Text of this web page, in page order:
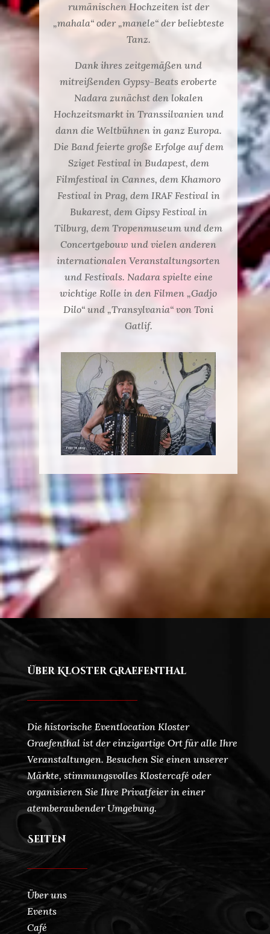
rumänischen Hochzeiten ist der
„mahala“ oder „manele“ der beliebteste
Tanz.
Dank ihres zeitgemäßen und
mitreißenden Gypsy-Beats eroberte
Nadara zunächst den lokalen
Hochzeitsmarkt in Transsilvanien und
dann die Weltbühnen in ganz Europa.
Die Band feierte große Erfolge auf dem
Sziget Festival in Budapest, dem
Filmfestival in Cannes, dem Khamoro
Festival in Prag, dem IRAF Festival in
Bukarest, dem Gipsy Festival in
Tilburg, dem Tropenmuseum und dem
Concertgebouw und vielen anderen
internationalen Veranstaltungsorten
und Festivals. Nadara spielte eine
wichtige Rolle in den Filmen „Gadjo
Dilo“ und „Transylvania“ von Toni
Gatlif.
Über Kloster Graefenthal
Die historische Eventlocation Kloster
Graefenthal ist der einzigartige Ort für alle Ihre
Veranstaltungen. Besuchen Sie einen unserer
Märkte, stimmungsvolles Klostercafé oder
organisieren Sie Ihre Privatfeier in einer
atemberaubender Umgebung.
Seiten
Über uns
Events
Café